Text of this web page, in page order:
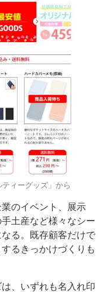
ィーグッズ」から
のイベント、展示
土産など様々なシー
る。既存顧客だけで
るきっかけづくりも
、いずれも名入れ印